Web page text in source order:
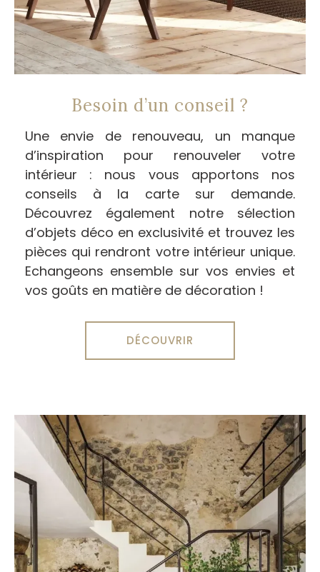
Besoin d’un conseil ?
Une envie de renouveau, un manque
d’inspiration pour renouveler votre
intérieur : nous vous apportons nos
conseils à la carte sur demande.
Découvrez également notre sélection
d’objets déco en exclusivité et trouvez les
pièces qui rendront votre intérieur unique.
Echangeons ensemble sur vos envies et
vos goûts en matière de décoration !
DÉCOUVRIR